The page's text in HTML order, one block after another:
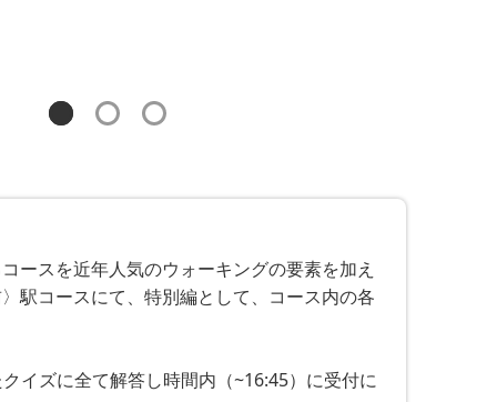
ースを近年人気のウォーキングの要素を加え
駅コースにて、特別編として、コース内の各
イズに全て解答し時間内（~16:45）に受付に